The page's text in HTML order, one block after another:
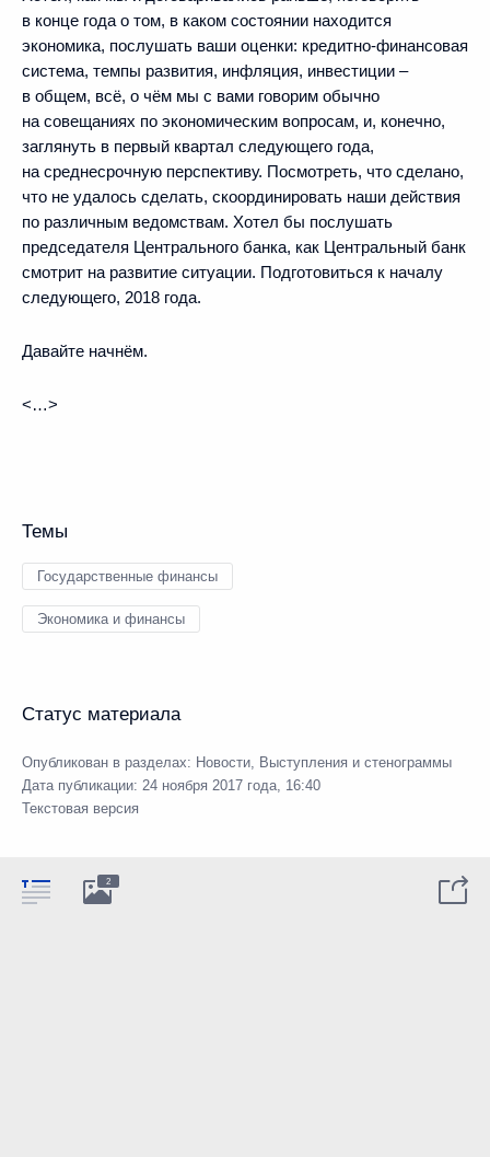
в конце года о том, в каком состоянии находится
экономика, послушать ваши оценки: кредитно-финансовая
система, темпы развития, инфляция, инвестиции –
в общем, всё, о чём мы с вами говорим обычно
на совещаниях по экономическим вопросам, и, конечно,
заглянуть в первый квартал следующего года,
на среднесрочную перспективу. Посмотреть, что сделано,
что не удалось сделать, скоординировать наши действия
по различным ведомствам. Хотел бы послушать
председателя Центрального банка, как Центральный банк
смотрит на развитие ситуации. Подготовиться к началу
следующего, 2018 года.
Давайте начнём.
<…>
Темы
Государственные финансы
Экономика и финансы
Статус материала
Опубликован в разделах: Новости Выступления и стенограммы
Дата публикации: 24 ноября 2017 года, 16:40
Текстовая версия
2